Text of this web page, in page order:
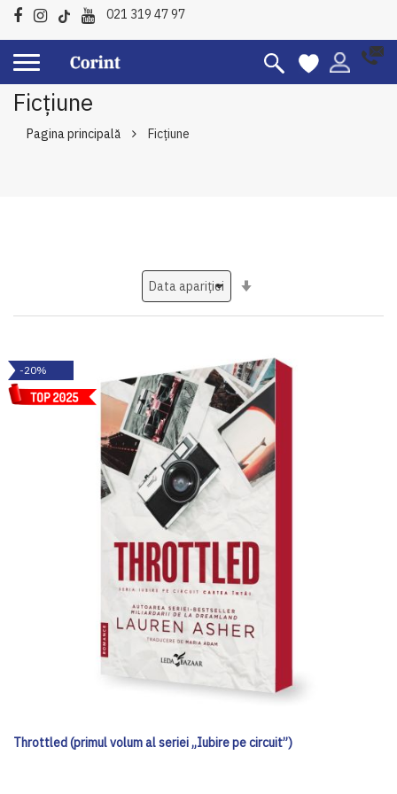
021 319 47 97
Ficțiune
Pagina principală Ficțiune
-20%
Throttled (primul volum al seriei „Iubire pe circuit”)